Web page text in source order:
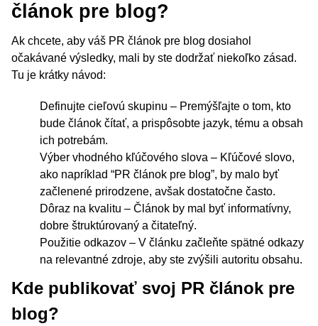
článok pre blog?
Ak chcete, aby váš PR článok pre blog dosiahol
očakávané výsledky, mali by ste dodržať niekoľko zásad.
Tu je krátky návod:
Definujte cieľovú skupinu – Premýšľajte o tom, kto
bude článok čítať, a prispôsobte jazyk, tému a obsah
ich potrebám.
Výber vhodného kľúčového slova – Kľúčové slovo,
ako napríklad “PR článok pre blog”, by malo byť
začlenené prirodzene, avšak dostatočne často.
Dôraz na kvalitu – Článok by mal byť informatívny,
dobre štruktúrovaný a čitateľný.
Použitie odkazov – V článku začleňte spätné odkazy
na relevantné zdroje, aby ste zvýšili autoritu obsahu.
Kde publikovať svoj PR článok pre
blog?